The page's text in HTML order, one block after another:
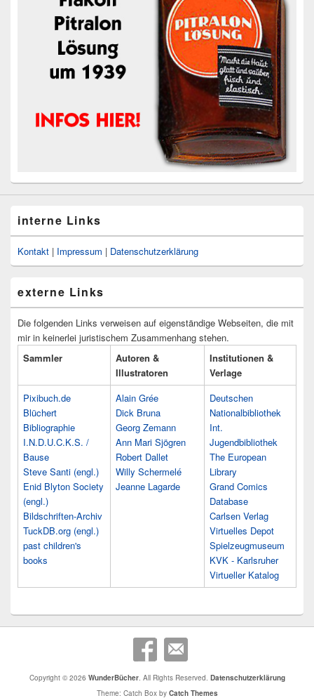
interne Links
Kontakt | Impressum | Datenschutzerklärung
externe Links
Die folgenden Links verweisen auf eigenständige Webseiten, die mit
mir in keinerlei juristischem Zusammenhang stehen.
Sammler
Autoren &
Illustratoren
Institutionen &
Verlage
Pixibuch.de
Blüchert
Bibliographie
I.N.D.U.C.K.S. /
Bause
Steve Santi (engl.)
Enid Blyton Society
(engl.)
Bildschriften-Archiv
TuckDB.org (engl.)
past children's
books
Alain Grée
Dick Bruna
Georg Zemann
Ann Mari Sjögren
Robert Dallet
Willy Schermelé
Jeanne Lagarde
Deutschen
Nationalbibliothek
Int.
Jugendbibliothek
The European
Library
Grand Comics
Database
Carlsen Verlag
Virtuelles Depot
Spielzeugmuseum
KVK - Karlsruher
Virtueller Katalog
Copyright © 2026 WunderBücher. All Rights Reserved. Datenschutzerklärung
Theme: Catch Box by Catch Themes